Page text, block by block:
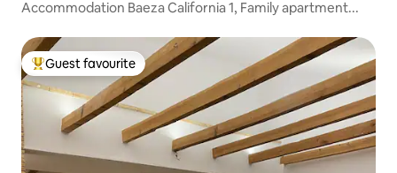
Accommodation Baeza California 1, Family apartment...
Top guest favourite
Guest favourite